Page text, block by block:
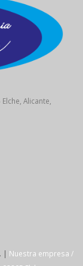
Alicante,
| Nuestra empresa /